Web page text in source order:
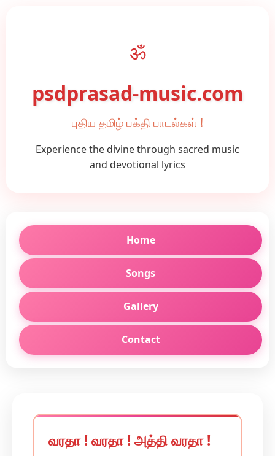
ॐ
psdprasad-music.com
புதிய தமிழ் பக்தி பாடல்கள் !
Experience the divine through sacred music
and devotional lyrics
Home
Songs
Gallery
Contact
வரதா ! வரதா ! அத்தி வரதா !